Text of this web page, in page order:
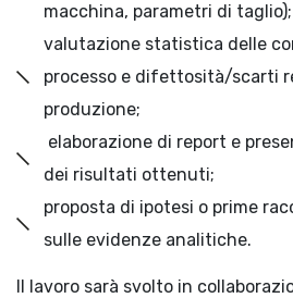
macchina, parametri di taglio);
valutazione statistica delle
processo e difettosità/scarti
produzione;
elaborazione di report e
dei risultati ottenuti;
proposta di ipotesi o prime
sulle evidenze analitiche.
Il lavoro sarà svolto in